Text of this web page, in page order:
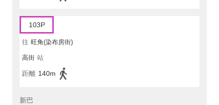
103P
往 旺角(染布房街)
高街 站
距離 140m
新巴